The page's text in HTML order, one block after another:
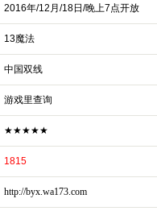
2016年/12月/18日/晚上7点开放
13魔法
中国双线
游戏里查询
★★★★★
1815
http://byx.wa173.com